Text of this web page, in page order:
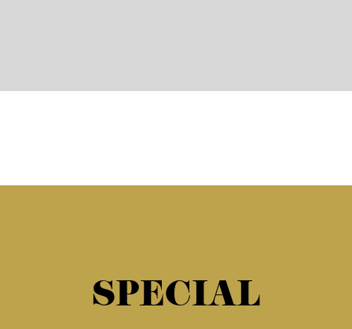
SPECIAL